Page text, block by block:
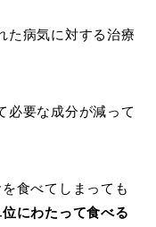
た病気に対する治療
必要な成分が減って
食べてしまっても
にわたって食べる